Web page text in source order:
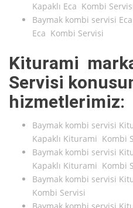
Kapaklı Eca Kombi
Baymak kombi servisi
Eca Kombi Servisi
Kiturami
Servisi
hizmetlerimiz:
Baymak kombi servisi
Kapaklı Kiturami Kombi
Baymak kombi servisi
Kapaklı Kiturami Kombi
Baymak kombi servisi
Kombi Servisi